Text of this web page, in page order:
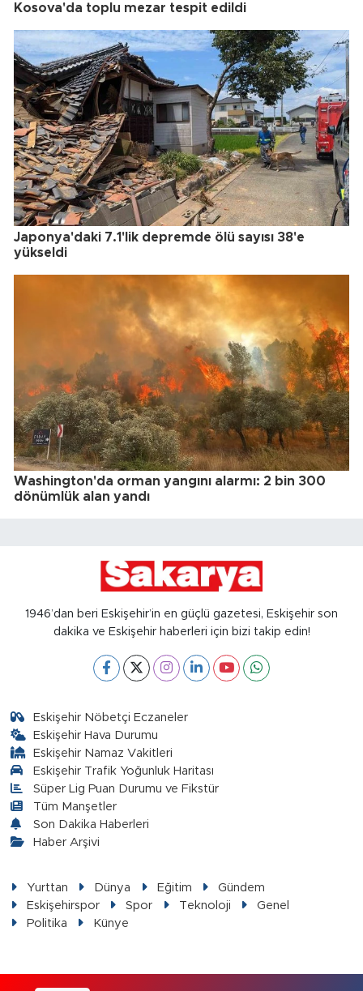
Kosova'da toplu mezar tespit edildi
Japonya'daki 7.1'lik depremde ölü sayısı 38'e
yükseldi
Washington'da orman yangını alarmı: 2 bin 300
dönümlük alan yandı
1946’dan beri Eskişehir’in en güçlü gazetesi, Eskişehir son
dakika ve Eskişehir haberleri için bizi takip edin!
Eskişehir Nöbetçi Eczaneler
Eskişehir Hava Durumu
Eskişehir Namaz Vakitleri
Eskişehir Trafik Yoğunluk Haritası
Süper Lig Puan Durumu ve Fikstür
Tüm Manşetler
Son Dakika Haberleri
Haber Arşivi
Yurttan Dünya Eğitim
Gündem
Eskişehirspor
Spor Teknoloji
Genel
Politika
Künye